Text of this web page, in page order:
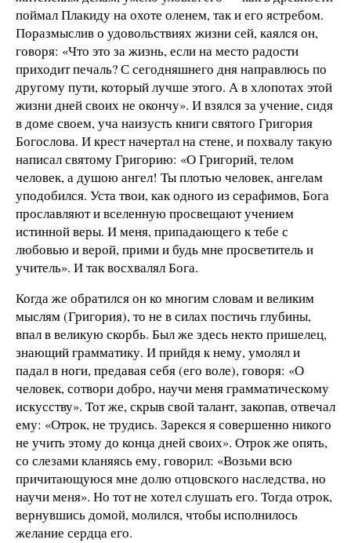
поймал Плакиду на охоте оленем, так и его ястребом.
Поразмыслив о удовольствиях жизни сей, каялся он,
говоря: «Что это за жизнь, если на место радости
приходит печаль? С сегодняшнего дня направлюсь по
другому пути, который лучше этого. А в хлопотах этой
жизни дней своих не окончу». И взялся за учение, сидя
в доме своем, уча наизусть книги святого Григория
Богослова. И крест начертал на стене, и похвалу такую
написал святому Григорию: «О Григорий, телом
человек, а душою ангел! Ты плотью человек, ангелам
уподобился. Уста твои, как одного из серафимов, Бога
прославляют и вселенную просвещают учением
истинной веры. И меня, припадающего к тебе с
любовью и верой, прими и будь мне просветитель и
учитель». И так восхвалял Бога.
Когда же обратился он ко многим словам и великим
мыслям (Григория), то не в силах постичь глубины,
впал в великую скорбь. Был же здесь некто пришелец,
знающий грамматику. И прийдя к нему, умолял и
падал в ноги, предавая себя (его воле), говоря: «О
человек, сотвори добро, научи меня грамматическому
искусству». Тот же, скрыв свой талант, закопав, отвечал
ему: «Отрок, не трудись. Зарекся я совершенно никого
не учить этому до конца дней своих». Отрок же опять,
со слезами кланяясь ему, говорил: «Возьми всю
причитающуюся мне долю отцовского наследства, но
научи меня». Но тот не хотел слушать его. Тогда отрок,
вернувшись домой, молился, чтобы исполнилось
желание сердца его.